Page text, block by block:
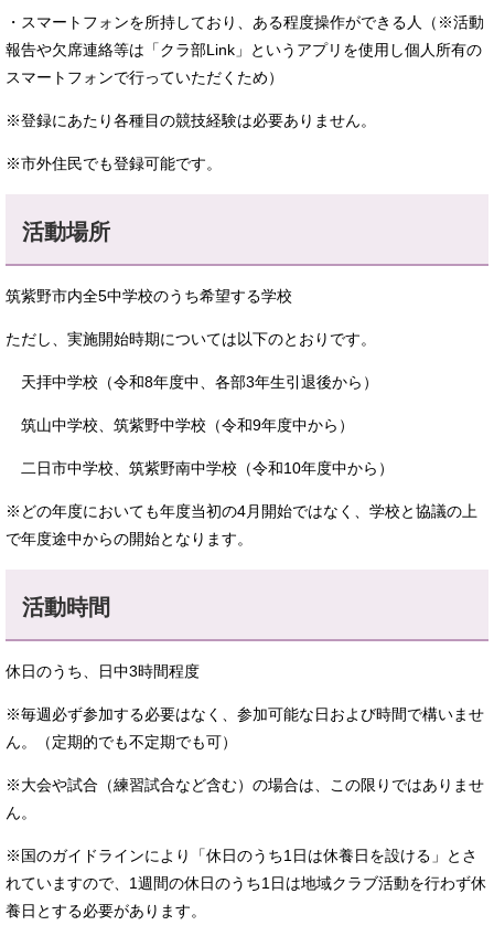
・スマートフォンを所持しており、ある程度操作ができる人（※活動
報告や欠席連絡等は「クラ部Link」というアプリを使用し個人所有の
スマートフォンで行っていただくため）
※登録にあたり各種目の競技経験は必要ありません。
※市外住民でも登録可能です。
活動場所
筑紫野市内全5中学校のうち希望する学校
ただし、実施開始時期については以下のとおりです。
天拝中学校（令和8年度中、各部3年生引退後から）
筑山中学校、筑紫野中学校（令和9年度中から）
二日市中学校、筑紫野南中学校（令和10年度中から）
※どの年度においても年度当初の4月開始ではなく、学校と協議の上
で年度途中からの開始となります。
活動時間
休日のうち、日中3時間程度
※毎週必ず参加する必要はなく、参加可能な日および時間で構いませ
ん。（定期的でも不定期でも可）
※大会や試合（練習試合など含む）の場合は、この限りではありませ
ん。
※国のガイドラインにより「休日のうち1日は休養日を設ける」とさ
れていますので、1週間の休日のうち1日は地域クラブ活動を行わず休
養日とする必要があります。